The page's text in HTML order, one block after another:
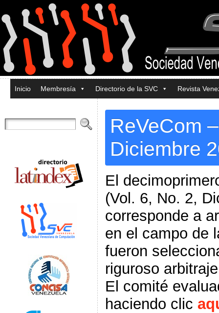
Inicio Membresía Directorio de la SVC Revista
ReVeCom
Diciembre
El
(Vol. 6, No. 2,
corresponde a
en el campo de
fueron
riguroso
El comité
haciendo clic